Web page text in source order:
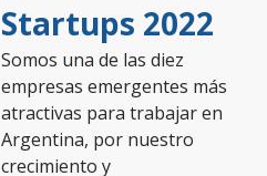
Startups 2022
Somos una de las diez
empresas emergentes más
atractivas para trabajar en
Argentina, por nuestro
crecimiento y